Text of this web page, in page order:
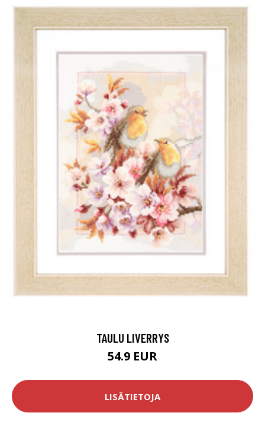
TAULU LIVERRYS
54.9 EUR
LISÄTIETOJA